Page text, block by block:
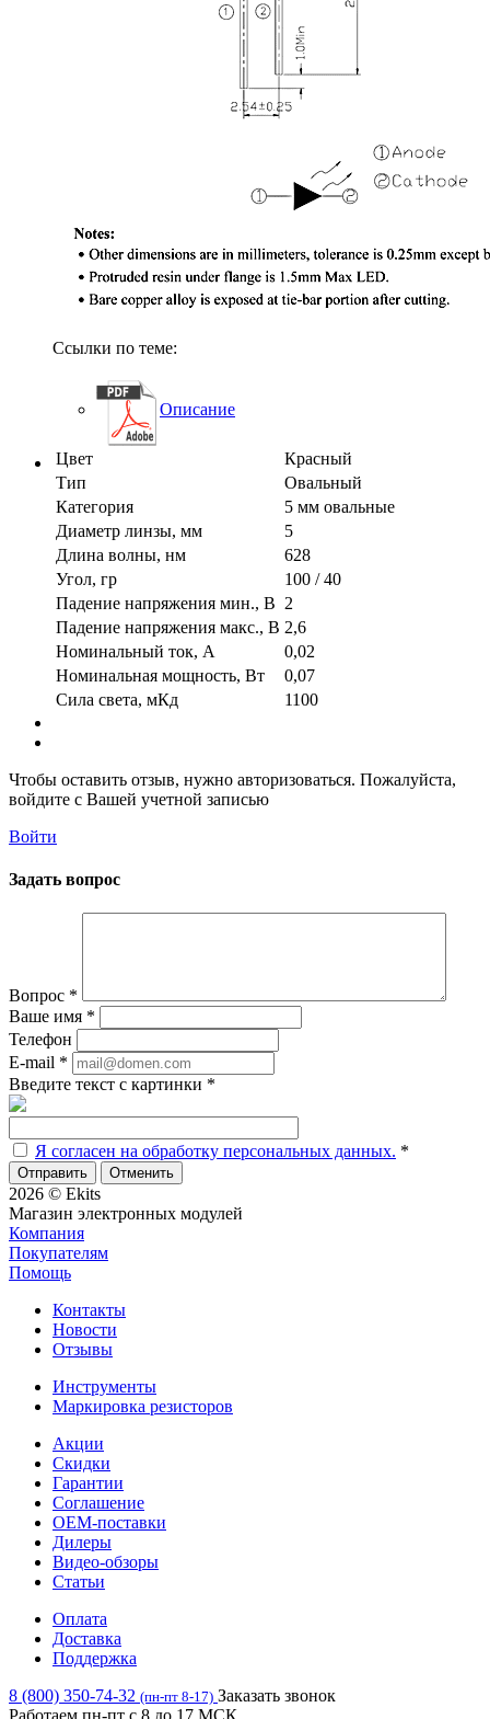
Ссылки по теме:
Описание
Цвет
Красный
Тип
Овальный
Категория
5 мм овальные
Диаметр линзы, мм
5
Длина волны, нм
628
Угол, гр
100 / 40
Падение напряжения мин., В 2
Падение напряжения макс., В 2,6
Номинальный ток, А
0,02
Номинальная мощность, Вт
0,07
Сила света, мКд
1100
Чтобы оставить отзыв, нужно авторизоваться. Пожалуйста,
войдите с Вашей учетной записью
Войти
Задать вопрос
Вопрос *
Ваше имя *
Телефон
E-mail *
Введите текст с картинки *
Я согласен на обработку персональных данных. *
Отменить
2026 © Ekits
Магазин электронных модулей
Компания
Покупателям
Помощь
Контакты
Новости
Отзывы
Инструменты
Маркировка резисторов
Акции
Скидки
Гарантии
Соглашение
OEM-поставки
Дилеры
Видео-обзоры
Статьи
Оплата
Доставка
Поддержка
8 (800) 350-74-32 (пн-пт 8-17) Заказать звонок